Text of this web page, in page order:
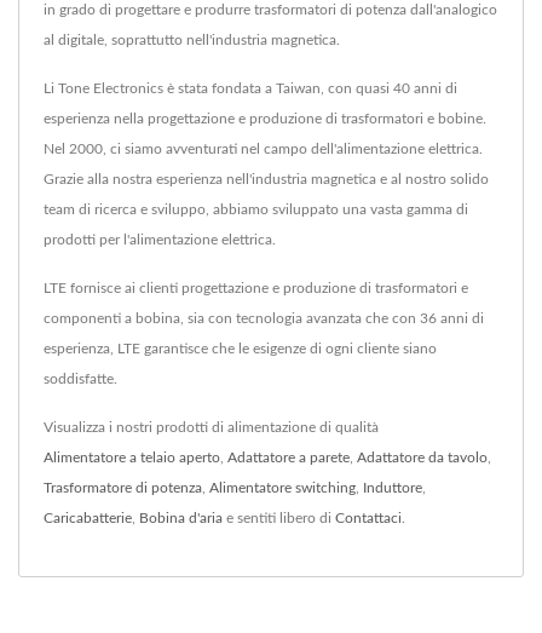
in grado di progettare e produrre trasformatori di potenza dall'analogico
al digitale, soprattutto nell'industria magnetica.
Li Tone Electronics è stata fondata a Taiwan, con quasi 40 anni di
esperienza nella progettazione e produzione di trasformatori e bobine.
Nel 2000, ci siamo avventurati nel campo dell'alimentazione elettrica.
Grazie alla nostra esperienza nell'industria magnetica e al nostro solido
team di ricerca e sviluppo, abbiamo sviluppato una vasta gamma di
prodotti per l'alimentazione elettrica.
LTE fornisce ai clienti progettazione e produzione di trasformatori e
componenti a bobina, sia con tecnologia avanzata che con 36 anni di
esperienza, LTE garantisce che le esigenze di ogni cliente siano
soddisfatte.
Visualizza i nostri prodotti di alimentazione di qualità
Alimentatore a telaio aperto Adattatore a parete Adattatore da tavolo
Trasformatore di potenza Alimentatore switching Induttore
Caricabatterie Bobina d'aria e sentiti libero di Contattaci